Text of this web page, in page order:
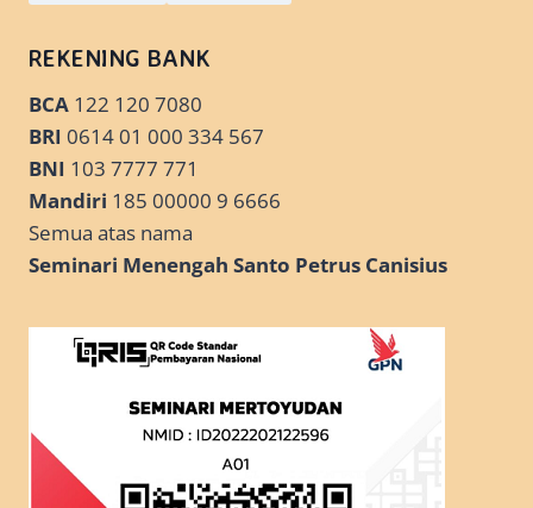
REKENING BANK
BCA 122 120 7080
BRI 0614 01 000 334 567
BNI 103 7777 771
Mandiri 185 00000 9 6666
Semua atas nama
Seminari Menengah Santo Petrus Canisius